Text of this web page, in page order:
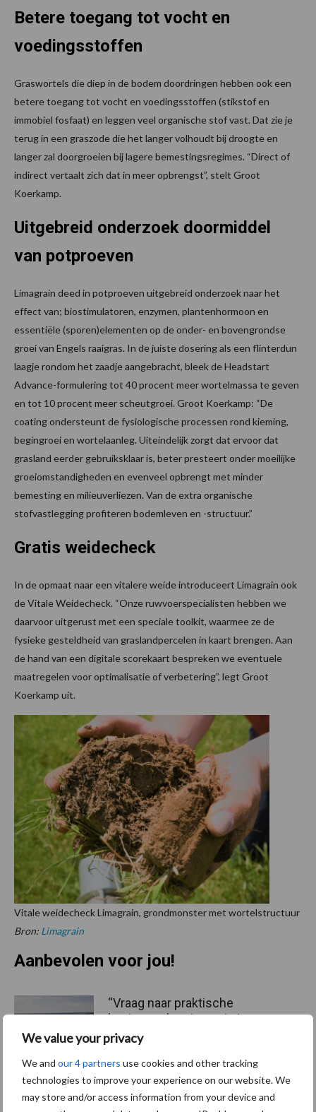
We value your privacy
We and our 4 partners use cookies and other tracking
technologies to improve your experience on our website. We
may store and/or access information from your device and
Betere toegang tot vocht en
voedingsstoffen
Graswortels die diep in de bodem doordringen hebben ook een
betere toegang tot vocht en voedingsstoffen (stikstof en
immobiel fosfaat) en leggen veel organische stof vast. Dat zie je
terug in een graszode die het langer volhoudt bij droogte en
langer zal doorgroeien bij lagere bemestingsregimes. “Direct of
indirect vertaalt zich dat in meer opbrengst”, stelt Groot
Koerkamp.
Uitgebreid onderzoek doormiddel
van potproeven
Limagrain deed in potproeven uitgebreid onderzoek naar het
effect van; biostimulatoren, enzymen, plantenhormoon en
essentiële (sporen)elementen op de onder- en bovengrondse
groei van Engels raaigras. In de juiste dosering als een flinterdun
laagje rondom het zaadje aangebracht, bleek de Headstart
Advance-formulering tot 40 procent meer wortelmassa te geven
en tot 10 procent meer scheutgroei. Groot Koerkamp: “De
coating ondersteunt de fysiologische processen rond kieming,
begingroei en wortelaanleg. Uiteindelijk zorgt dat ervoor dat
grasland eerder gebruiksklaar is, beter presteert onder moeilijke
groeiomstandigheden en evenveel opbrengt met minder
bemesting en milieuverliezen. Van de extra organische
stofvastlegging profiteren bodemleven en -structuur.”
Gratis weidecheck
In de opmaat naar een vitalere weide introduceert Limagrain ook
de Vitale Weidecheck. “Onze ruwvoerspecialisten hebben we
daarvoor uitgerust met een speciale toolkit, waarmee ze de
fysieke gesteldheid van graslandpercelen in kaart brengen. Aan
de hand van een digitale scorekaart bespreken we eventuele
maatregelen voor optimalisatie of verbetering”, legt Groot
Koerkamp uit.
Vitale weidecheck Limagrain, grondmonster met wortelstructuur
Bron: Limagrain
Aanbevolen voor jou!
“Vraag naar praktische
hygieneoplossingen is in
Polen groter dan ooit”
Drie Franse bedrijven over